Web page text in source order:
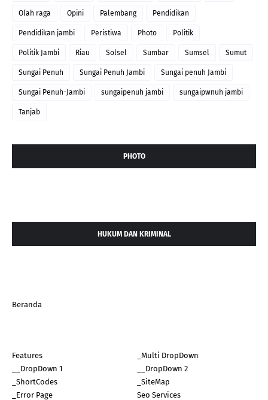
Olah raga Opini Palembang Pendidikan
Pendidikan jambi Peristiwa Photo Politik
Politik Jambi Riau Solsel Sumbar Sumsel Sumut
Sungai Penuh Sungai Penuh Jambi Sungai penuh Jambi
Sungai Penuh-Jambi sungaipenuh jambi sungaipwnuh jambi
Tanjab
PHOTO
HUKUM DAN KRIMINAL
Beranda
Features
_Multi DropDown
__DropDown 1
__DropDown 2
_ShortCodes
_SiteMap
_Error Page
Seo Services